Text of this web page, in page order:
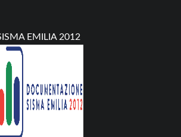
EMILIA 2012